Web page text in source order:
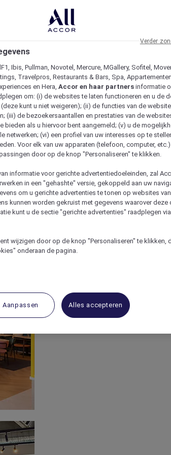
Ibis, Pullman, Novotel, Mercure, MGallery, Sofitel,
Travelpros, Restaurants & Bars, Spa,
en Hera, Accor en haar partners informatie
om: (i) de websites te laten functioneren en u de
kunt u niet weigeren); (ii) de functies van de
(iii) de bezoekersaantallen en prestaties van de
bieden als u hiervoor bent aangemeld; (v) u de
netwerken; (vi) een profiel van uw interesses op te
Voor elk van uw apparaten (telefoon, computer,
door op de knop "Personaliseren" te klikken.
informatie voor gerichte advertentiedoeleinden, zal
in een "gehashte" versie, gekoppeld aan uw
om u gerichte advertenties te tonen op websites
kunnen worden gekruist met gegevens waarover deze
kunt u de sectie "gerichte advertenties" raadplegen
wijzigen door op de knop "Personaliseren" te klikken,
onderaan de pagina.
Aanpassen Alles accepteren
Verder